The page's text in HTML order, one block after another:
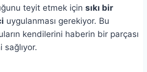
teyit etmek için sıkı bir
uygulanması gerekiyor. Bu
kendilerini haberin bir parçası